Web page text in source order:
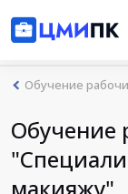
Обучение
Обучение